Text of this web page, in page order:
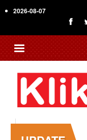
to
content
2026-08-07